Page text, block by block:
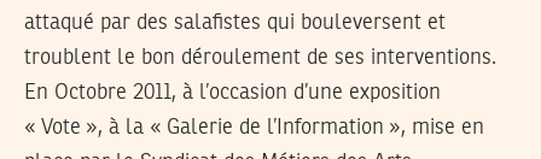
attaqué par des salafistes qui bouleversent et
troublent le bon déroulement de ses interventions.
En Octobre 2011, à l’occasion d’une exposition
« Vote », à la « Galerie de l’Information », mise en